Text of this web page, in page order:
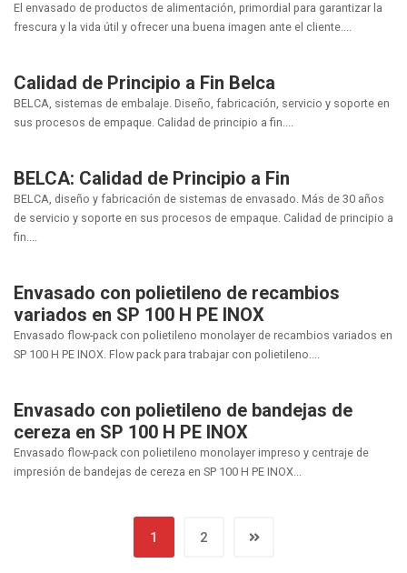
El envasado de productos de alimentación, primordial para garantizar la
frescura y la vida útil y ofrecer una buena imagen ante el cliente....
Calidad de Principio a Fin Belca
BELCA, sistemas de embalaje. Diseño, fabricación, servicio y soporte en
sus procesos de empaque. Calidad de principio a fin....
BELCA: Calidad de Principio a Fin
BELCA, diseño y fabricación de sistemas de envasado. Más de 30 años
de servicio y soporte en sus procesos de empaque. Calidad de principio a
fin....
Envasado con polietileno de recambios
variados en SP 100 H PE INOX
Envasado flow-pack con polietileno monolayer de recambios variados en
SP 100 H PE INOX. Flow pack para trabajar con polietileno....
Envasado con polietileno de bandejas de
cereza en SP 100 H PE INOX
Envasado flow-pack con polietileno monolayer impreso y centraje de
impresión de bandejas de cereza en SP 100 H PE INOX...
1 2